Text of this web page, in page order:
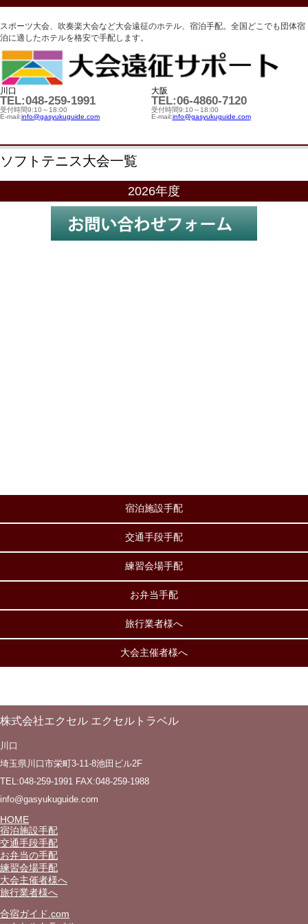
スポーツ大会、吹奏楽大会など大会遠征のホテル、宿泊手配。全国どこでも団体宿
泊に適したホテルを格安で手配します。
川口
TEL:048-259-1991
受付時間9:10～18:00
E-mail:info@gasyukuguide.com
大阪
TEL:06-4860-7120
受付時間9:10～18:00
E-mail:info@gasyukuguide.com
ソフトテニス大会一覧
2026年度
宿泊施設手配
交通手段手配
練習会場手配
お弁当手配
旅行業者様へ
大会主催者様へ
株式会社エクセル エクセルトラベル
川口
埼玉県川口市栄町3-11-8池田ビル2F
TEL:048-259-1991 FAX:048-259-1988
info@gasyukuguide.com
HOME
宿泊施設手配
交通手段手配
お弁当の手配
練習会場手配
大会主催者様へ
旅行業者様へ
合宿ガイド.com